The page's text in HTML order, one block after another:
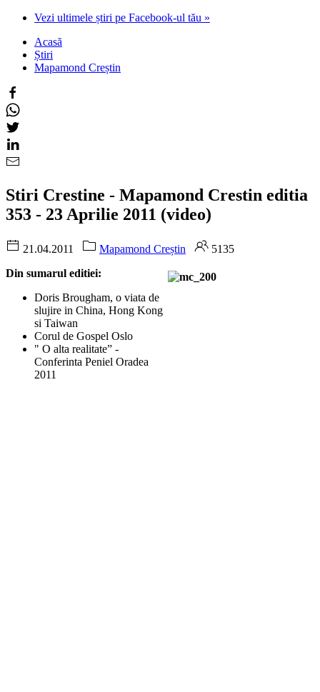
Vezi ultimele știri pe Facebook-ul tău »
Acasă
Știri
Mapamond Creștin
Stiri Crestine - Mapamond Crestin editia
353 - 23 Aprilie 2011 (video)
21.04.2011 Mapamond Creștin
5135
Din sumarul editiei:
Doris Brougham, o viata de
slujire in China, Hong Kong
si Taiwan
Corul de Gospel Oslo
" O alta realitate” -
Conferinta Peniel Oradea
2011